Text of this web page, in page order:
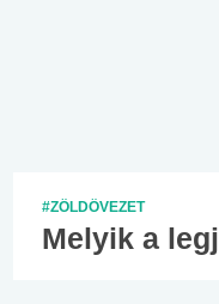
#ZÖLDÖVEZET
Melyik a